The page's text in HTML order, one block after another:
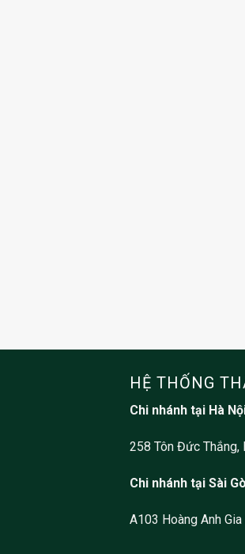
HỆ THỐNG
Chi nhánh tại Hà
258 Tôn Đức Thắng,
Chi nhánh tại Sài
A103 Hoàng Anh